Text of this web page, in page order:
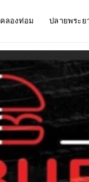
คลองท่อม ปลายพระย